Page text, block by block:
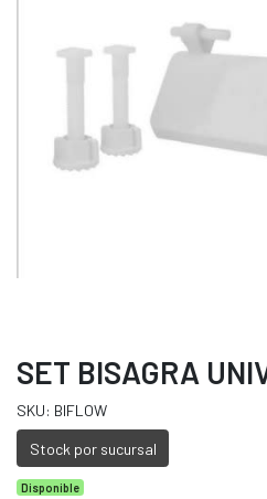
SET BISAGRA
SKU: BIFLOW
Stock por sucursal
Disponible